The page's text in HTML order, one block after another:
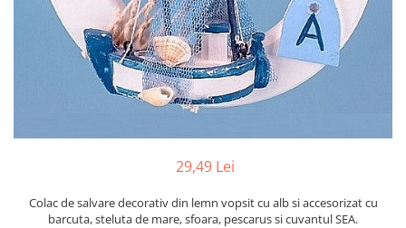
Barci, vapoare, ambarcatiuni
Decoratiuni care se agata
29,49 Lei
Colac de salvare decorativ din lemn vopsit cu alb si accesorizat cu
barcuta, steluta de mare, sfoara, pescarus si cuvantul SEA.